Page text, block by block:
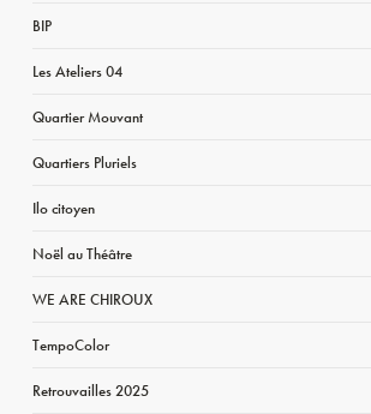
BIP
Les Ateliers 04
Quartier Mouvant
Quartiers Pluriels
Ilo citoyen
Noël au Théâtre
WE ARE CHIROUX
TempoColor
Retrouvailles 2025